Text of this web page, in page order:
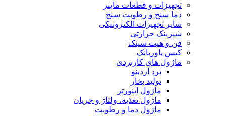
تجهیزات و قطعات ماینر
دما سنج و رطوبت سنج
سایر تجهیزات الکترونیکی
شیرینک حرارتی
فن و هیت سینک
کیس پاوربانک
ماژول های کاربردی
برد آردینو
تولید بخار
ماژول اینورتر
ماژول تغذیه، ولتاژ و جریان
ماژول دما و رطوبت